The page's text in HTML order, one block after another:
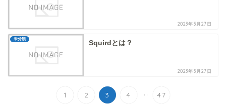
2023年5月27日
未分類 Squirdとは？
2023年5月27日
1 2 3 4 ... 47